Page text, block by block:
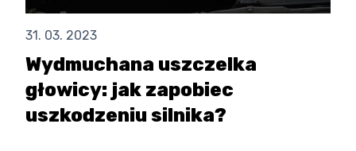
31. 03. 2023
Wydmuchana uszczelka
głowicy: jak zapobiec
uszkodzeniu silnika?